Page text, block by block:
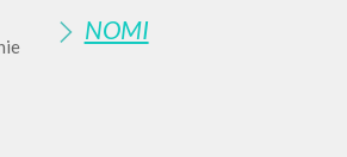
NOMI